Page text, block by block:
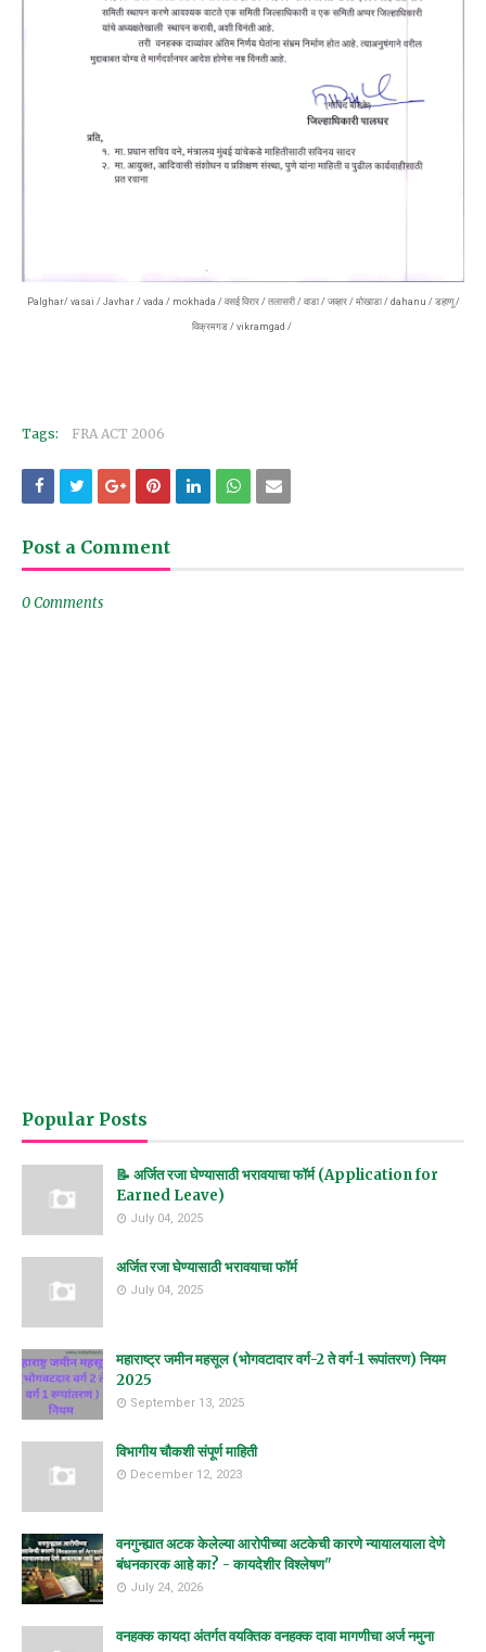
Palghar/ vasai / Javhar / vada / mokhada / वसई विरार / तलासरी / वाडा / जव्हार / मोखाडा / dahanu / डहाणू /
विक्रमगड / vikramgad /
Tags: FRA ACT 2006
Post a Comment
0 Comments
Popular Posts
📝 अर्जित रजा घेण्यासाठी भरावयाचा फॉर्म (Application for
Earned Leave)
July 04, 2025
अर्जित रजा घेण्यासाठी भरावयाचा फॉर्म
July 04, 2025
महाराष्ट्र जमीन महसूल (भोगवटादार वर्ग-2 ते वर्ग-1 रूपांतरण) नियम
2025
September 13, 2025
विभागीय चौकशी संपूर्ण माहिती
December 12, 2023
वनगुन्ह्यात अटक केलेल्या आरोपीच्या अटकेची कारणे न्यायालयाला देणे
बंधनकारक आहे का? - कायदेशीर विश्लेषण"
July 24, 2026
वनहक्क कायदा अंतर्गत वयक्तिक वनहक्क दावा मागणीचा अर्ज नमुना